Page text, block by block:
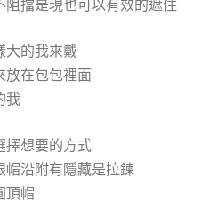
阻擋是現也可以有效的遮住
大的我來戴
放在包包裡面
我
擇想要的方式
帽沿附有隱藏是拉鍊
頂帽